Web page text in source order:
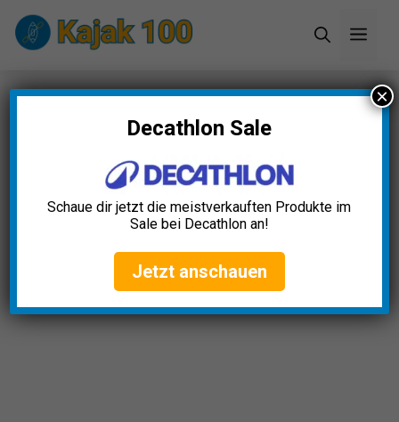
Zum
Inhalt
Startseite»Blog»
Decathlon Sale
Schaue dir jetzt die meistverkauften Produkte im
Sale bei Decathlon an!
Jetzt anschauen
×